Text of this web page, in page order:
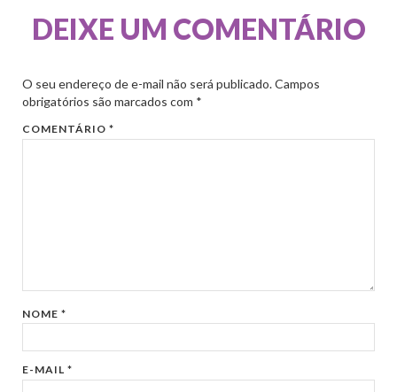
DEIXE UM COMENTÁRIO
O seu endereço de e-mail não será publicado. Campos
obrigatórios são marcados com *
COMENTÁRIO*
NOME*
E-MAIL*